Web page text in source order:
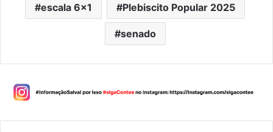
escala 6x1 Plebiscito Popular 2025
senado